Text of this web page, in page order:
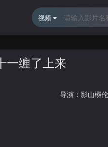
视频
一缠了上来
导演：影山楙伦